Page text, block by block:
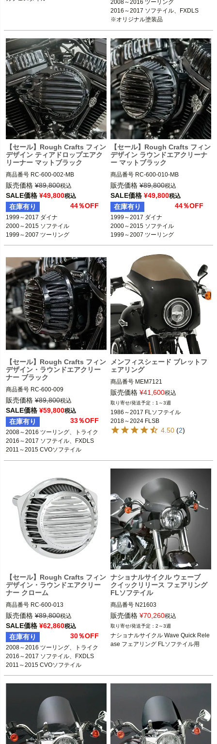
※オリジナル塗装品
Rough Crafts（ラフクラフト）
2008～2016 ツーリング
2016～2017 ソフテイル、FXDLS
【セール】Rough Crafts フィン
デザイン ティアドロップエアク
リーナー マットブラック
商品番号 RC-600-002-MB
1999～2007 ツーリング
2000～2015 ソフテイル
1999～2017 ダイナ
Rough Crafts（ラフクラフト）
販売価格 ¥89,800税込
SALE価格 ¥49,800税込
在庫有り 44％OFF
1999～2017 ダイナ
2000～2015 ソフテイル
1999～2007 ツーリング
【セール】Rough Crafts フィン
デザイン ラウンドエアクリーナ
ー マットブラック
商品番号 RC-600-010-MB
1999～2007 ツーリング
2000～2015 ソフテイル
1999～2017 ダイナ
Rough Crafts（ラフクラフト）
販売価格 ¥89,800税込
SALE価格 ¥49,800税込
在庫有り 44％OFF
1999～2017 ダイナ
2000～2015 ソフテイル
1999～2007 ツーリング
【セール】Rough Crafts フィン
デザイン・ラウンドエアクリー
ナー ブラック
商品番号 RC-600-009
3OT：1010-2733
2BC：RC0022
販売価格 ¥89,800税込
SALE価格 ¥59,800税込
在庫有り 33％OFF
2008～2016 ツーリング、トライク
2016～2017 ソフテイル、FXDLS
2011～2015 CVOソフテイル
メンフィスシェード ブレットフ
ェアリング
商品番号 MEM7121
メーカー型番：MEM7121
B型番：ME0163
1986～2017 FLST/C
1990～2017 FLSTF ※補助ライトなし
2012～2017 FLS
2018～2024 FLSB
Memphis Shade(メンフィスシェード)
販売価格 ¥41,600税込
1～3週
1986～2017 FLソフテイル
2018～2024 FLSB
4.50 (2)
【セール】Rough Crafts フィン
デザイン・ラウンドエアクリー
ナー クローム
商品番号 RC-600-013
3OT：1010-2737
2BC：RC0026
販売価格 ¥89,800税込
SALE価格 ¥62,860税込
在庫有り 30％OFF
2008～2016 ツーリング、トライク
2016～2017 ソフテイル、FXDLS
ナショナルサイクル ウェーブ
クイックリリース フェアリング
FLソフテイル
商品番号 N21603
2HD: 562-20117
2BC:551603
1987～2017 FLSTC
1990～2017 FLSTF /FLSTFB
national cycle（ナショナル サイク
販売価格 ¥70,260税込
2～3週
ナショナルサイクル Wave Quick Rele
ase フェアリング FLソフテイル用